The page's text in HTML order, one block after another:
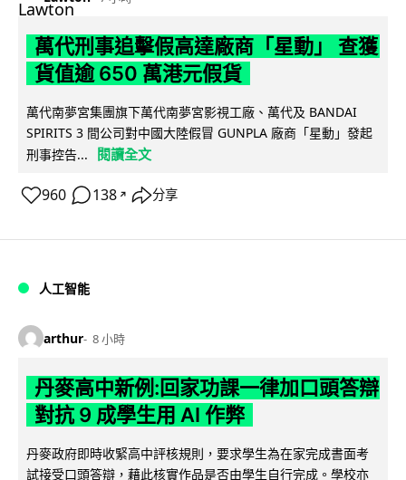
萬代刑事追擊假高達廠商「星動」 查獲
貨值逾 650 萬港元假貨
萬代南夢宮集團旗下萬代南夢宮影視工廠、萬代及 BANDAI
SPIRITS 3 間公司對中國大陸假冒 GUNPLA 廠商「星動」發起
刑事控告...
閱讀全文
960 138 ↗ 分享
人工智能
arthur 8 小時
丹麥高中新例:回家功課一律加口頭答辯
對抗 9 成學生用 AI 作弊
丹麥政府即時收緊高中評核規則，要求學生為在家完成書面考
試接受口頭答辯，藉此核實作品是否由學生自行完成。學校亦